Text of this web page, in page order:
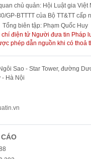
chủ quản: Hội Luật gia Việt
GP-BTTTT của Bộ TT&TT cấp
Tổng biên tập: Phạm Quốc Huy
chí điện tử Người đưa tin Pháp
phép dẫn nguồn khi có thoả
Sao - Star Tower, đường
- Hà Nội